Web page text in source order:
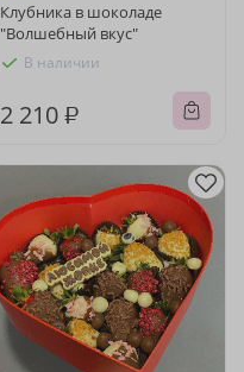
Клубника в шоколаде
"Волшебный вкус"
В наличии
2 210 ₽